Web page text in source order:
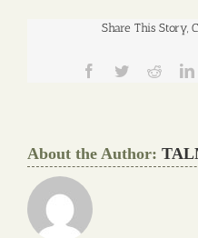
Share This Story,
Facebook
TwitterReddit
About the Author: